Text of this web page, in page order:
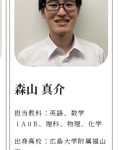
森山 真介
担当教科：英語、数学
ⅠAⅡB、理科、物理、化学
出身高校：広島大学附属福山